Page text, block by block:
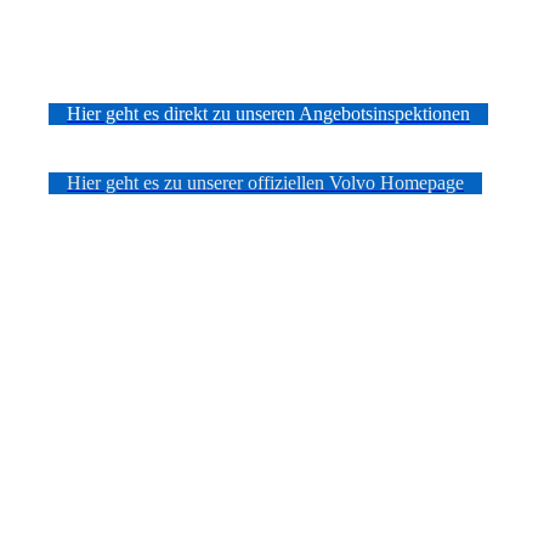
Hier geht es direkt zu unseren Angebotsinspektionen
Hier geht es zu unserer offiziellen Volvo Homepage